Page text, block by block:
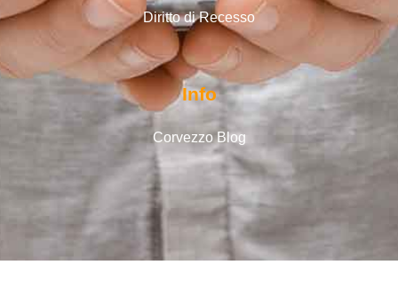
Diritto di Recesso
Info
Corvezzo Blog